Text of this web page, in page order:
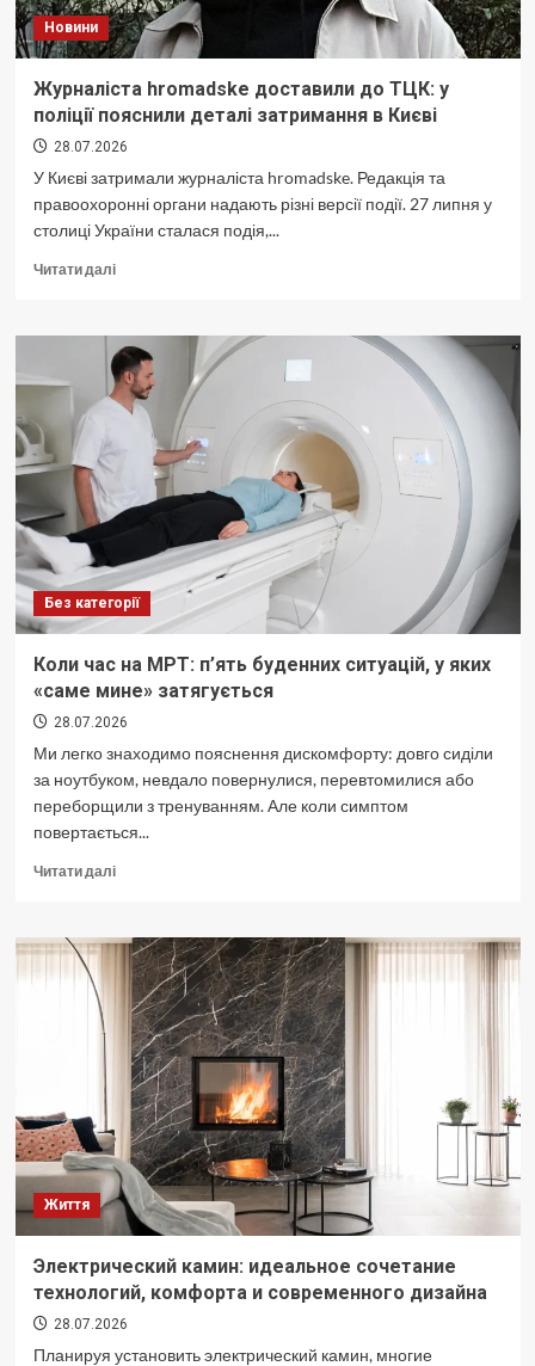
Новини
Журналіста hromadske доставили до ТЦК: у
поліції пояснили деталі затримання в Києві
28.07.2026
У Києві затримали журналіста hromadske. Редакція та
правоохоронні органи надають різні версії події. 27 липня у
столиці України сталася подія,...
Читати даліДокладніше
hromadske
доставили
до
ТЦК:
поліції
пояснили
затримання
Києві</strong>
Без категорії
Коли час на МРТ: п’ять буденних ситуацій, у яких
«саме мине» затягується
28.07.2026
Ми легко знаходимо пояснення дискомфорту: довго сиділи
за ноутбуком, невдало повернулися, перевтомилися або
переборщили з тренуванням. Але коли симптом
повертається...
Читати даліДокладніше
час
МРТ:
п’ять
буденних
ситуацій,
яких
«саме
мине»
затягується
Життя
Электрический камин: идеальное сочетание
технологий, комфорта и современного дизайна
28.07.2026
Планируя установить электрический камин, многие